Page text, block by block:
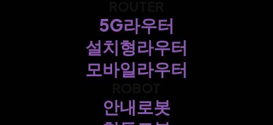
5G라우터
설치형라우터
모바일라우터
안내로봇